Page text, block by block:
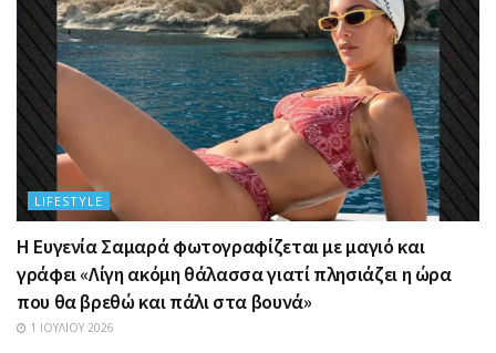
LIFESTYLE
Η Ευγενία Σαμαρά φωτογραφίζεται με μαγιό και
γράφει «Λίγη ακόμη θάλασσα γιατί πλησιάζει η ώρα
που θα βρεθώ και πάλι στα βουνά»
1 ΙΟΥΛΊΟΥ 2026